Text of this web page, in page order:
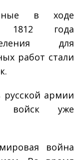
в ходе
1812 года
для
работ стали
армии
войск уже
война